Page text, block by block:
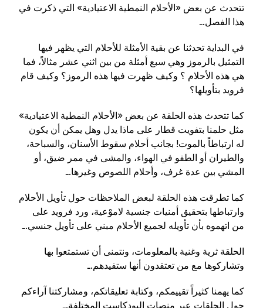
تتحدث عن بعض «الأحلام النمطية الاعتيادية» التي ذكرت في
هذا الفصل.ـ
في البداية تحدثنا عن بقية الأمثلة للأحلام التي يظهر فيها
التمثيل بالرموز وهي سبع أمثلة من بين اثني عشر مثالاً، فما
هي هذه الأحلام ؟ وكيف ظهرت فيها هذه الرموز؟ وكيف قام
فرويد بتأويلها؟
كما تتحدث هذه الحلقة عن بعض «الأحلام النمطية الاعتيادية»
مثل حلمنا بتفويت قطار على ماذا يدل وهل يمكن أن يكون
له ارتباطاً بالموت! بجانب أحلام سقوط الأسنان، والسباحة،
والطيران أو الطفو في الهواء، والمشى في ممر ضيق، أو
المشي بين عدة غرف، وأحلام اللصوص وغيرها.ـ
كما تطرقت هذه الحلقة لبعض الملاحظات حول تأويل الأحلام
وارتباطها بتحقيق أمنيات جنسية لاموْعية، ورد فرويد على
من اتهموه بأن تأويله لجميع الأحلام مبني على تأويل جنسي.ـ
الحلقة ثرية وغنية بالمعلومات، ونتمنى أن تستمتعوا بها
وتشاركوها مع من تعتقدون أنها ستفيدهم.ـ
كما يهمنا كثيراً تقييمكم، وكتابة تعليقاتكم، ومشاركتنا آراءكم
حول الحلقات عبر منصات البودكاست المختلفة.ـ